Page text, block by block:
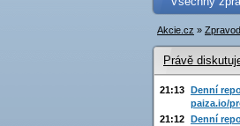
Akcie.cz »
Právě
21:13 Denní
paiza.io/
21:12 Denní